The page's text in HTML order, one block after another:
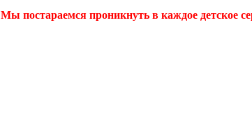
Мы постараемся проникнуть в каждое детское